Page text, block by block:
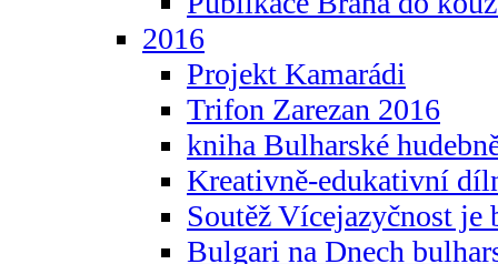
2016
Projekt Kamarádi
Trifon Zarezan 2016
kniha Bulharské
Kreativně-edukativní
Soutěž Vícejazyčnost je
Bulgari na Dnech